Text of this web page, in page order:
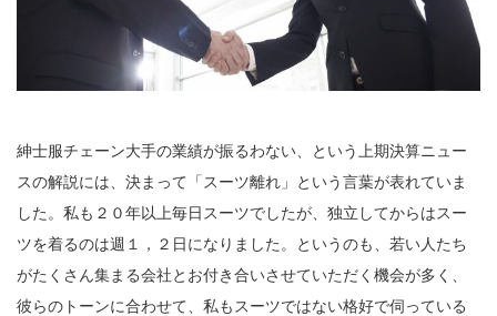
紳士服チェーン大手の業績が振るわない、という上期決算ニュー
スの解説には、決まって「スーツ離れ」という言葉が表れていま
した。私も２０年以上毎日スーツでしたが、独立してからはスー
ツを着るのは週１，２日になりました。というのも、若い人たち
がたくさん集まる会社とお付き合いさせていただく機会が多く、
彼らのトーンに合わせて、私もスーツではない格好で伺っている